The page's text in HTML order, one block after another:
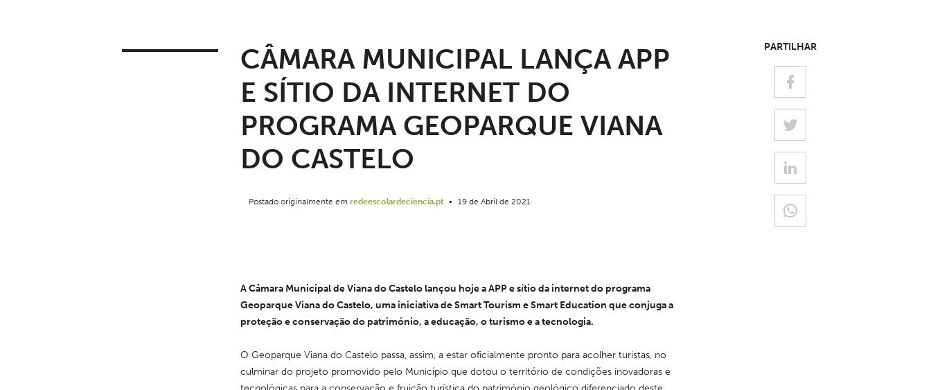
CÂMARA MUNICIPAL LANÇA APP
E SÍTIO DA INTERNET DO
PROGRAMA GEOPARQUE VIANA
DO CASTELO
Postado originalmente em redeescolardeciencia.pt • 19 de Abril de 2021
A Câmara Municipal de Viana do Castelo lançou hoje a APP e sítio da internet do programa
Geoparque Viana do Castelo, uma iniciativa de Smart Tourism e Smart Education que conjuga a
proteção e conservação do património, a educação, o turismo e a tecnologia.
O Geoparque Viana do Castelo passa, assim, a estar oficialmente pronto para acolher turistas, no
culminar do projeto promovido pelo Município que dotou o território de condições inovadoras e
PARTILHAR